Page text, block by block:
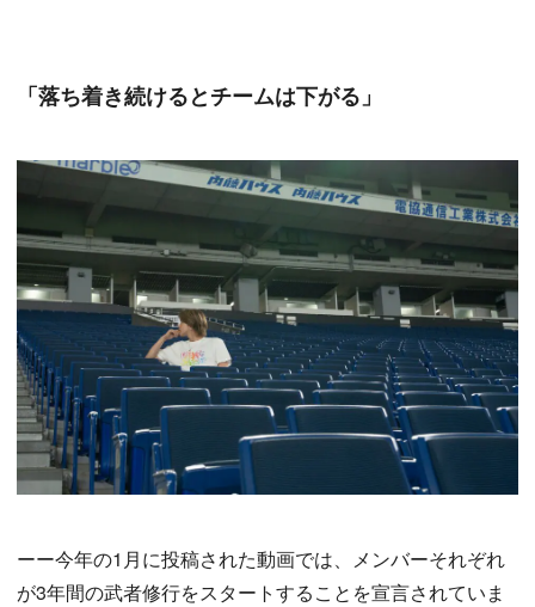
「落ち着き続けるとチームは下がる」
ーー今年の1月に投稿された動画では、メンバーそれぞれ
が3年間の武者修行をスタートすることを宣言されていま